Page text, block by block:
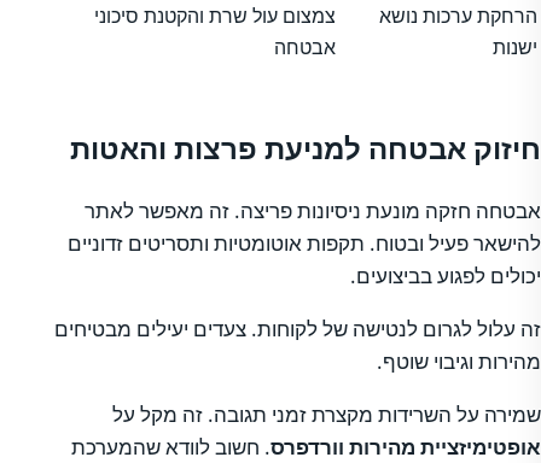
הרחקת ערכות נושא
ישנות
צמצום עול שרת והקטנת סיכוני
אבטחה
חיזוק אבטחה למניעת פרצות והאטות
אבטחה חזקה מונעת ניסיונות פריצה. זה מאפשר לאתר
להישאר פעיל ובטוח. תקפות אוטומטיות ותסריטים זדוניים
יכולים לפגוע בביצועים.
זה עלול לגרום לנטישה של לקוחות. צעדים יעילים מבטיחים
מהירות וגיבוי שוטף.
שמירה על השרידות מקצרת זמני תגובה. זה מקל על
אופטימיזציית מהירות וורדפרס. חשוב לוודא שהמערכת